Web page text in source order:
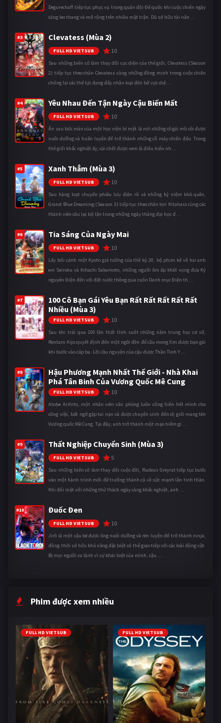
Degurechaff tiếp tục phục vụ trong quân đội Đế quốc khi cuộc chiến ngày
càng leo thang và mở rộng trên nhiều mặt trận. Dù sở hữu tài năn ...
#3 Clevatess (Mùa 2)
FULL HD VIETSUB 10
Sau những biến cố làm thay đổi cục diện của thế giới, Clevatess (Season
2) tiếp tục theo chân Clevatess cùng những đồng minh trong cuộc chiến
chống lại các thế lực đang đẩy nhân loại đến bờ vực diệ ...
#4 Yêu Nhau Đến Tận Ngày Cậu Biến Mất
FULL HD VIETSUB 10
Ẩn sau bức màn của một học viện bí mật là nơi những cô gái mồ côi được
nuôi dưỡng và huấn luyện để trở thành những cỗ máy chiến đấu. Trong
thế giới khắc nghiệt ấy, cái chết được xem là điều hiển nh ...
#5 Xanh Thẳm (Mùa 3)
FULL HD VIETSUB 10
Sau hàng loạt chuyến phiêu lưu điên rồ và những kỷ niệm khó quên,
Grand Blue Dreaming (Season 3) tiếp tục theo chân Iori Kitahara cùng các
thành viên câu lạc bộ lặn trong những ngày tháng đại học đ ...
#6 Tia Sáng Của Ngày Mai
FULL HD VIETSUB 10
Lấy bối cảnh một Kyoto giả tưởng của thế kỷ 20, bộ phim kể về hai anh
em Seiroku và Kihachi Sakamoto, những người ôm ấp khát vọng đưa Kỷ
nguyên Điện đến với đất nước thông qua cuốn Danh mục Điện th ...
#7
100 Cô Bạn Gái Yêu Bạn Rất Rất Rất Rất Rất
Nhiều (Mùa 3)
FULL HD VIETSUB 10
Sau khi trải qua 100 lần thất tình suốt những năm trung học cơ sở,
Rentaro Aijo quyết định đến một ngôi đền để cầu mong tìm được bạn gái
khi bước vào cấp ba. Lời cầu nguyện của cậu được Thần Tình Y ...
#8
Hậu Phương Mạnh Nhất Thế Giới - Nhà Khai
Phá Tân Binh Của Vương Quốc Mê Cung
FULL HD VIETSUB 10
Atobe Arihito, một nhân viên văn phòng luôn cống hiến hết mình cho
công việc, bất ngờ gặp tai nạn và được chuyển sinh đến dị giới mang tên
Vương quốc Mê Cung. Tại đây, anh trở thành một mạo hiểm gi ...
#9 Thất Nghiệp Chuyển Sinh (Mùa 3)
FULL HD VIETSUB 5
Sau những biến cố làm thay đổi cuộc đời, Rudeus Greyrat tiếp tục bước
vào một hành trình mới để trưởng thành cả về sức mạnh lẫn tinh thần.
Khi đối mặt với những thử thách ngày càng khắc nghiệt, anh ...
#10 Đuốc Đen
FULL HD VIETSUB 10
Jirô là một cậu bé được ông nuôi dưỡng và rèn luyện để trở thành ninja,
đồng thời sở hữu khả năng đặc biệt có thể giao tiếp với các loài động vật.
Bị mọi người xa lánh vì sự khác biệt của mình, cậu ...
Phim được xem nhiều
FULL HD VIETSUB FULL HD VIETSUB